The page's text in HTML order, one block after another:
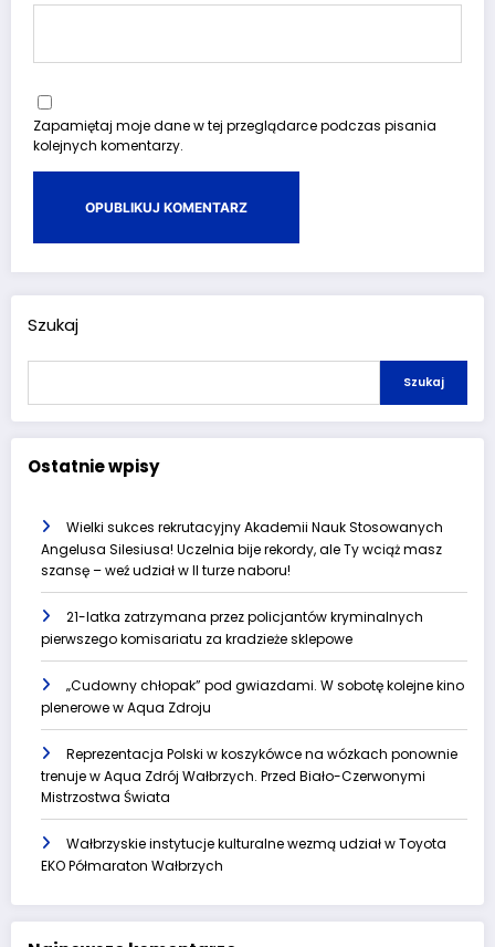
Zapamiętaj moje dane w tej przeglądarce podczas pisania
kolejnych komentarzy.
Szukaj
Szukaj
Ostatnie wpisy
Wielki sukces rekrutacyjny Akademii Nauk Stosowanych
Angelusa Silesiusa! Uczelnia bije rekordy, ale Ty wciąż masz
szansę – weź udział w II turze naboru!
21-latka zatrzymana przez policjantów kryminalnych
pierwszego komisariatu za kradzieże sklepowe
„Cudowny chłopak” pod gwiazdami. W sobotę kolejne kino
plenerowe w Aqua Zdroju
Reprezentacja Polski w koszykówce na wózkach ponownie
trenuje w Aqua Zdrój Wałbrzych. Przed Biało-Czerwonymi
Mistrzostwa Świata
Wałbrzyskie instytucje kulturalne wezmą udział w Toyota
EKO Półmaraton Wałbrzych